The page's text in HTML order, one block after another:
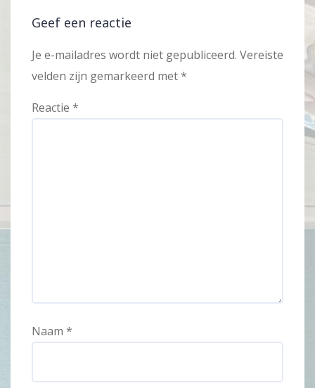
Geef een reactie
Je e-mailadres wordt niet gepubliceerd. Vereiste
velden zijn gemarkeerd met*
Reactie *
Naam *